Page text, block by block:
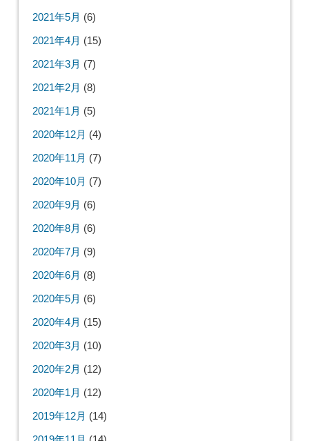
2021年5月 (6)
2021年4月 (15)
2021年3月 (7)
2021年2月 (8)
2021年1月 (5)
2020年12月 (4)
2020年11月 (7)
2020年10月 (7)
2020年9月 (6)
2020年8月 (6)
2020年7月 (9)
2020年6月 (8)
2020年5月 (6)
2020年4月 (15)
2020年3月 (10)
2020年2月 (12)
2020年1月 (12)
2019年12月 (14)